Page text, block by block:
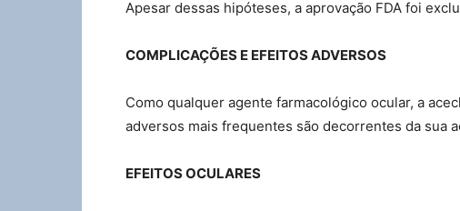
Apesar dessas hipóteses, a aprovação FDA foi
COMPLICAÇÕES E EFEITOS ADVERSOS
Como qualquer agente farmacológico ocular, a
adversos mais frequentes são decorrentes da sua
EFEITOS OCULARES